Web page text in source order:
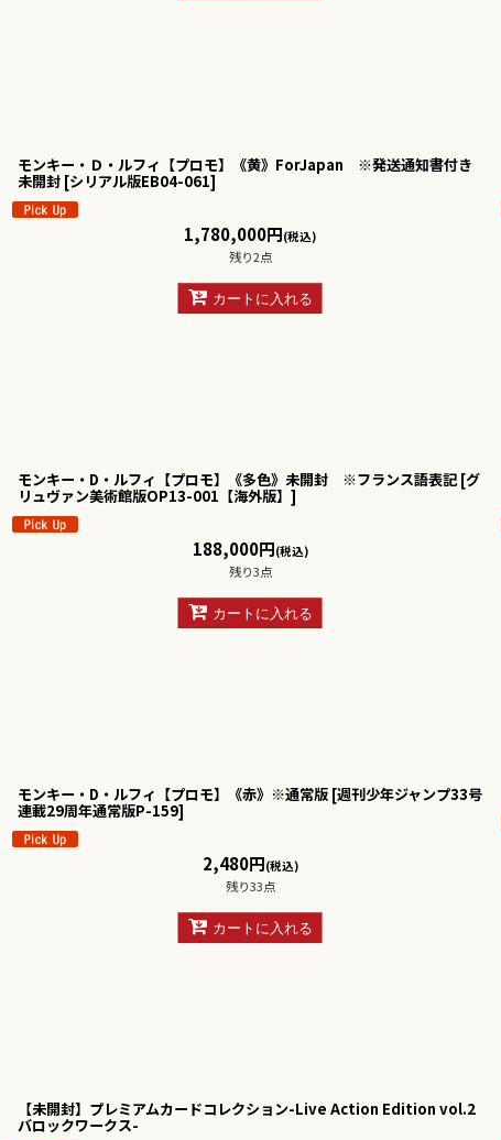
モンキー・Ｄ・ルフィ【プロモ】《黄》ForJapan ※発送通知書付き
未開封 [シリアル版EB04-061]
1,780,000円(税込)
残り2点
カートに入れる
モンキー・D・ルフィ【プロモ】《多色》未開封 ※フランス語表記 [グ
リュヴァン美術館版OP13-001【海外版】 ]
188,000円(税込)
残り3点
カートに入れる
モンキー・D・ルフィ【プロモ】《赤》※通常版 [週刊少年ジャンプ33号
連載29周年通常版P-159]
2,480円(税込)
残り33点
カートに入れる
【未開封】プレミアムカードコレクション-Live Action Edition vol.2
バロックワークス-